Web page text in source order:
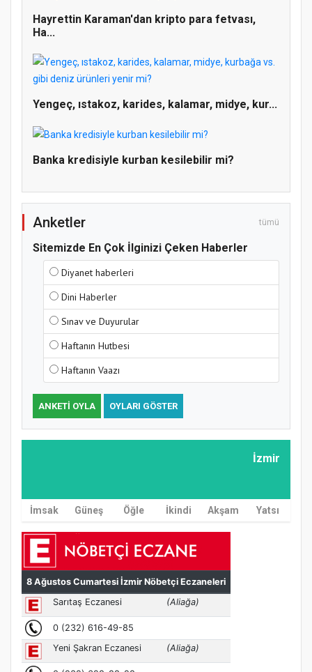
Doğanyol'da Temel Dini Bilgiler Sınavı
Gerçekleştirildi
MÜFTÜ ABULSELAM ÖZDERE’YE ZİYARET
Hayrettin Karaman'dan kripto para fetvası,
Ha...
Yengeç, ıstakoz, karides, kalamar, midye, kur...
Banka kredisiyle kurban kesilebilir mi?
Anketler tümü
Sitemizde En Çok İlginizi Çeken Haberler
Diyanet haberleri
Dini Haberler
Sınav ve Duyurular
Haftanın Hutbesi
Haftanın Vaazı
ANKETI OYLA OYLARI GÖSTER
İzmir
İmsak Güneş Öğle İkindi Akşam Yatsı